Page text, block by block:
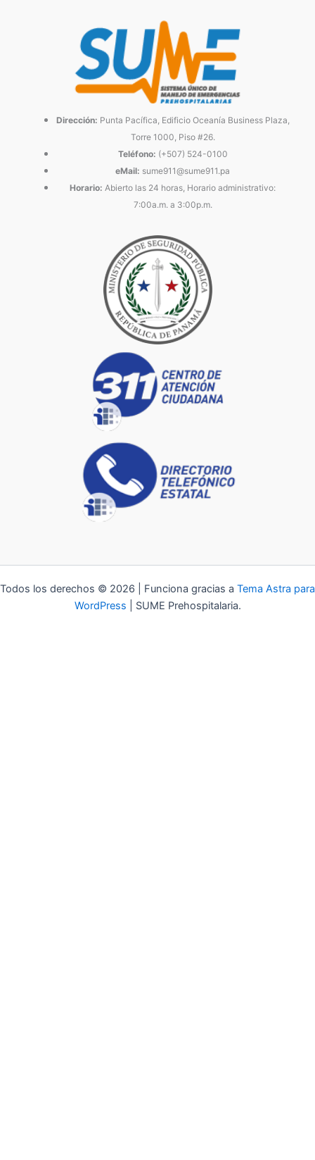
Dirección: Punta Pacífica, Edificio Oceanía Business Plaza,
Torre 1000, Piso #26.
Teléfono: (+507) 524-0100
eMail: sume911@sume911.pa
Horario: Abierto las 24 horas, Horario administrativo:
7:00a.m. a 3:00p.m.
Todos los derechos © 2026 | Funciona gracias a Tema Astra para
WordPress | SUME Prehospitalaria.